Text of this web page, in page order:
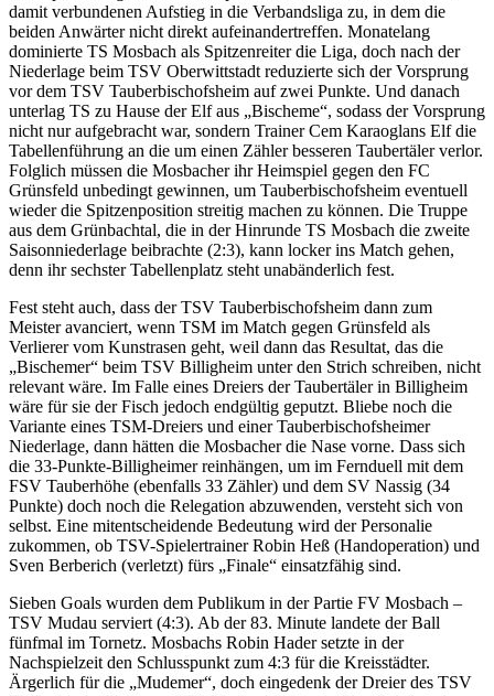
damit verbundenen Aufstieg in die Verbandsliga zu, in dem die
beiden Anwärter nicht direkt aufeinandertreffen. Monatelang
dominierte TS Mosbach als Spitzenreiter die Liga, doch nach der
Niederlage beim TSV Oberwittstadt reduzierte sich der Vorsprung
vor dem TSV Tauberbischofsheim auf zwei Punkte. Und danach
unterlag TS zu Hause der Elf aus „Bischeme“, sodass der Vorsprung
nicht nur aufgebracht war, sondern Trainer Cem Karaoglans Elf die
Tabellenführung an die um einen Zähler besseren Taubertäler verlor.
Folglich müssen die Mosbacher ihr Heimspiel gegen den FC
Grünsfeld unbedingt gewinnen, um Tauberbischofsheim eventuell
wieder die Spitzenposition streitig machen zu können. Die Truppe
aus dem Grünbachtal, die in der Hinrunde TS Mosbach die zweite
Saisonniederlage beibrachte (2:3), kann locker ins Match gehen,
denn ihr sechster Tabellenplatz steht unabänderlich fest.
Fest steht auch, dass der TSV Tauberbischofsheim dann zum
Meister avanciert, wenn TSM im Match gegen Grünsfeld als
Verlierer vom Kunstrasen geht, weil dann das Resultat, das die
„Bischemer“ beim TSV Billigheim unter den Strich schreiben, nicht
relevant wäre. Im Falle eines Dreiers der Taubertäler in Billigheim
wäre für sie der Fisch jedoch endgültig geputzt. Bliebe noch die
Variante eines TSM-Dreiers und einer Tauberbischofsheimer
Niederlage, dann hätten die Mosbacher die Nase vorne. Dass sich
die 33-Punkte-Billigheimer reinhängen, um im Fernduell mit dem
FSV Tauberhöhe (ebenfalls 33 Zähler) und dem SV Nassig (34
Punkte) doch noch die Relegation abzuwenden, versteht sich von
selbst. Eine mitentscheidende Bedeutung wird der Personalie
zukommen, ob TSV-Spielertrainer Robin Heß (Handoperation) und
Sven Berberich (verletzt) fürs „Finale“ einsatzfähig sind.
Sieben Goals wurden dem Publikum in der Partie FV Mosbach –
TSV Mudau serviert (4:3). Ab der 83. Minute landete der Ball
fünfmal im Tornetz. Mosbachs Robin Hader setzte in der
Nachspielzeit den Schlusspunkt zum 4:3 für die Kreisstädter.
Ärgerlich für die „Mudemer“, doch eingedenk der Dreier des TSV